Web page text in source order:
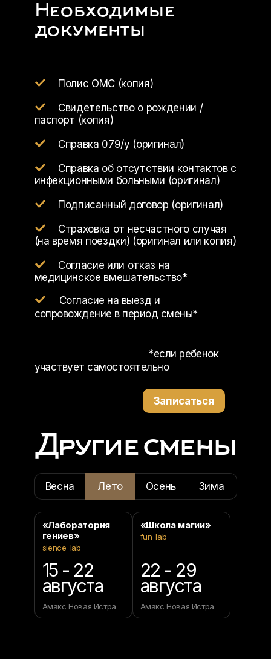
Записаться
Необходимые
документы
Полис ОМС (копия)
Свидетельство о рождении /
паспорт (копия)
Справка 079/у (оригинал)
Справка об отсутствии контактов с
инфекционными больными (оригинал)
Подписанный договор (оригинал)
Страховка от несчастного случая
(на время поездки) (оригинал или копия)
Согласие или отказ на
медицинское вмешательство*
Согласие на выезд и
сопровождение в период смены*
*если ребенок
участвует самостоятельно
Другие смены
Весна Лето Осень Зима
«Лаборатория
гениев»
sience_lab
15 - 22
августа
Амакс Новая Истра
«Школа магии»
fun_lab
22 - 29
августа
Амакс Новая Истра